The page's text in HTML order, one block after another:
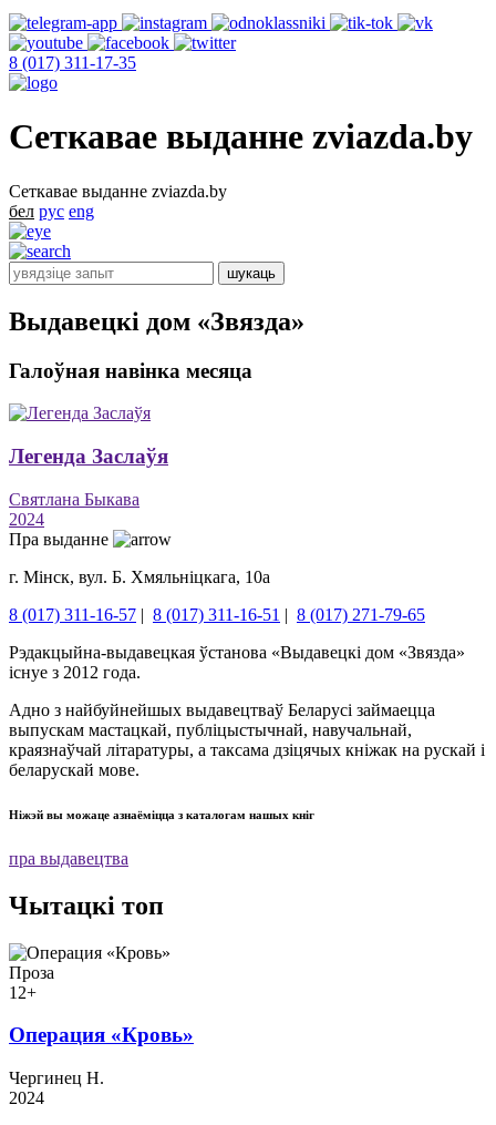
8 (017) 311-17-35
Сеткавае выданне zviazda.by
Сеткавае выданне zviazda.by
бел рус eng
Выдавецкі дом «Звязда»
Галоўная навінка месяца
Легенда Заслаўя
Святлана Быкава
2024
Пра выданне
г. Мінск, вул. Б. Хмяльніцкага, 10а
8 (017) 311-16-57 | 8 (017) 311-16-51 | 8 (017) 271-79-65
Рэдакцыйна-выдавецкая ўстанова «Выдавецкі дом «Звязда»
існуе з 2012 года.
Адно з найбуйнейшых выдавецтваў Беларусі займаецца
выпускам мастацкай, публіцыстычнай, навучальнай,
краязнаўчай літаратуры, а таксама дзіцячых кніжак на рускай і
беларускай мове.
Ніжэй вы можаце азнаёміцца ​​з каталогам нашых кніг
пра выдавецтва
Чытацкі топ
Проза
12+
Операция «Кровь»
Чергинец Н.
2024